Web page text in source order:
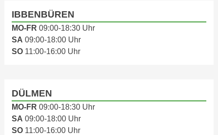
IBBENBÜREN
MO-FR 09:00-18:30 Uhr
SA 09:00-18:00 Uhr
SO11:00-16:00 Uhr
DÜLMEN
MO-FR 09:00-18:30 Uhr
SA 09:00-18:00 Uhr
SO11:00-16:00 Uhr